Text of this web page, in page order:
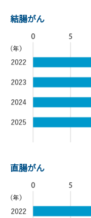
結腸がん
直腸がん